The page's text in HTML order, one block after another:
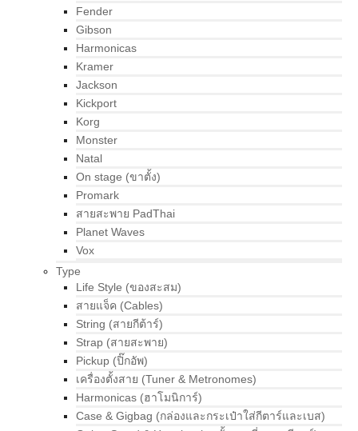
Fender
Gibson
Harmonicas
Kramer
Jackson
Kickport
Korg
Monster
Natal
On stage (ขาตั้ง)
Promark
สายสะพาย PadThai
Planet Waves
Vox
Type
Life Style (ของสะสม)
สายแจ็ค (Cables)
String (สายกีต้าร์)
Strap (สายสะพาย)
Pickup (ปิ๊กอัพ)
เครื่องตั้งสาย (Tuner & Metronomes)
Harmonicas (ฮาโมนิการ์)
Case & Gigbag (กล่องและกระเป๋าใส่กีตาร์และเบส)